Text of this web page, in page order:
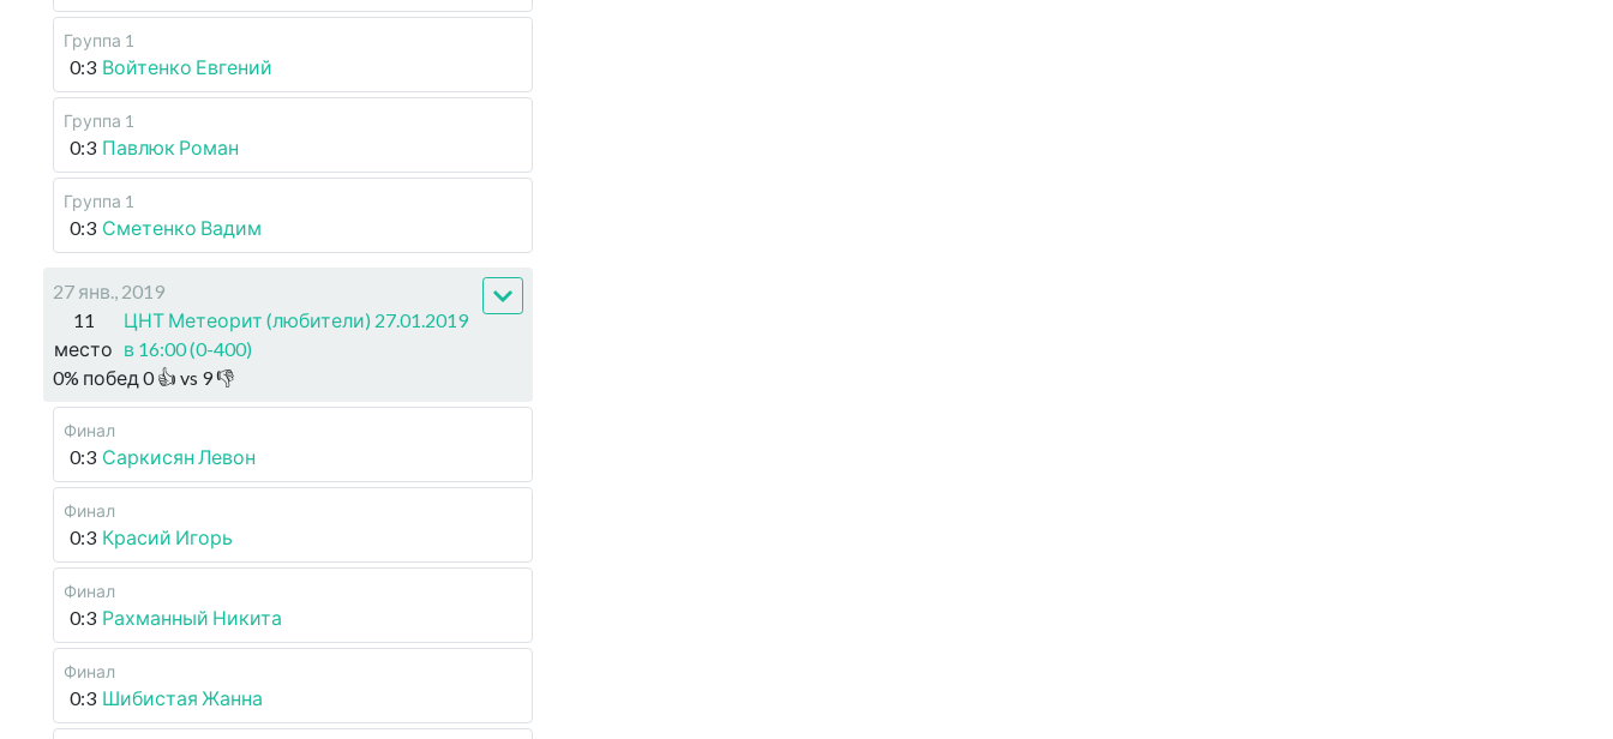
Группа 1
0:3 Войтенко Евгений
Группа 1
0:3 Павлюк Роман
Группа 1
0:3 Сметенко Вадим
27 янв., 2019
11
место
ЦНТ Метеорит (любители) 27.01.2019
в 16:00 (0-400)
0% побед 0👍 vs 9👎
Финал
0:3 Саркисян Левон
Финал
0:3 Красий Игорь
Финал
0:3 Рахманный Никита
Финал
0:3 Шибистая Жанна